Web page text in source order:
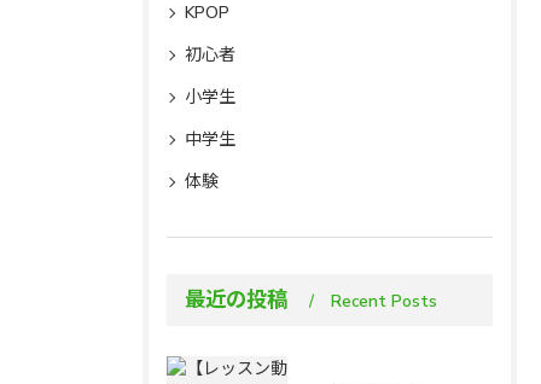
KPOP
初心者
小学生
中学生
体験
最近の投稿 Recent Posts